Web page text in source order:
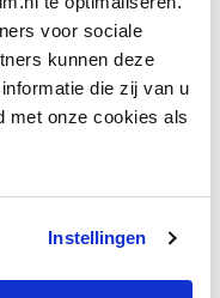
voor sociale
kunnen deze
die zij van u
met onze cookies als
Instellingen